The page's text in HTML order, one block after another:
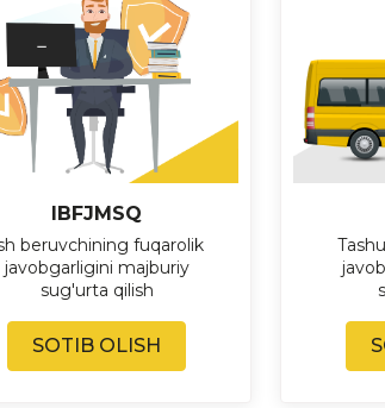
IBFJMSQ
beruvchining fuqarolik
javobgarligini majburiy
sug'urta qilish
SOTIB OLISH